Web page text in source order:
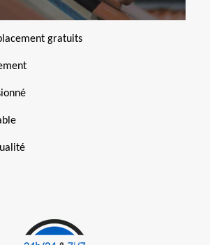
gratuits